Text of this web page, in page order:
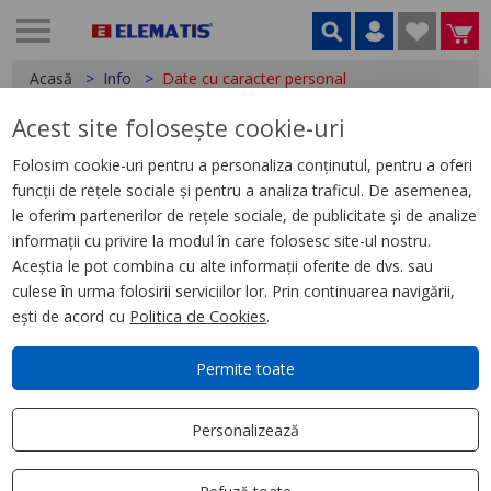
Acasă Info Date cu caracter personal
Prelucrarea datelor cu caracter personal
Date cu caracter personal
Despre noi
Cum comand?
Cum se livrează?
Cum returnez?
Informații stoc produse
Modalități de plată
Voucher
Cookies
Termeni și condiții
Contact
Acest site folosește cookie-uri
Folosim cookie-uri pentru a personaliza conținutul, pentru a oferi
funcții de rețele sociale și pentru a analiza traficul. De asemenea,
le oferim partenerilor de rețele sociale, de publicitate și de analize
informații cu privire la modul în care folosesc site-ul nostru.
Aceștia le pot combina cu alte informații oferite de dvs. sau
culese în urma folosirii serviciilor lor. Prin continuarea navigării,
ești de acord cu Politica de Cookies.
Permite toate
Personalizează